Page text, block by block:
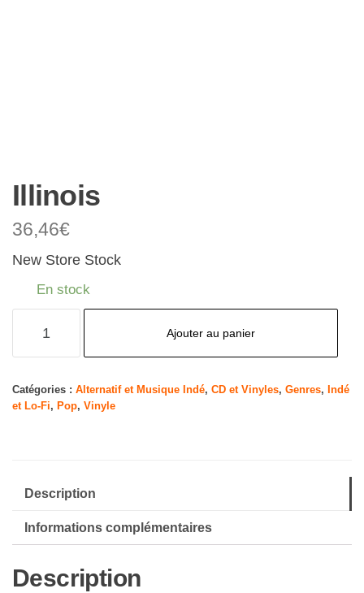
Illinois
36,46€
New Store Stock
En stock
Ajouter au panier
Catégories : Alternatif et Musique Indé, CD et Vinyles, Genres,
Indé
et Lo-Fi, Pop, Vinyle
Description
Informations complémentaires
Description